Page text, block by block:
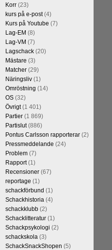
Korr(23)
kurs på e-post(4)
Kurs på Youtube (7)
Lag-EM (8)
Lag-VM (7)
Lagschack(20)
Mästare (3)
Matcher(29)
Näringsliv(1)
Omröstning (14)
OS(32)
Övrigt(1 401)
Partier(1 869)
Partislut(886)
Pontus Carlsson rapporterar(2)
Pressmeddelande (24)
Problem(7)
Rapport(1)
Recensioner(67)
reportage (1)
schackförbund (1)
Schackhistoria(4)
schackklubb(2)
Schacklitteratur(1)
Schackpsykologi (2)
schackskola(3)
SchackSnackShopen (5)